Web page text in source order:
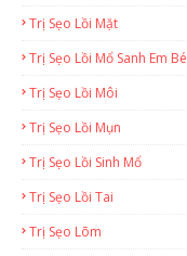
Trị Sẹo Lồi Mặt
Trị Sẹo Lồi Mổ Sanh Em Bé
Trị Sẹo Lồi Môi
Trị Sẹo Lồi Mụn
Trị Sẹo Lồi Sinh Mổ
Trị Sẹo Lồi Tai
Trị Sẹo Lõm